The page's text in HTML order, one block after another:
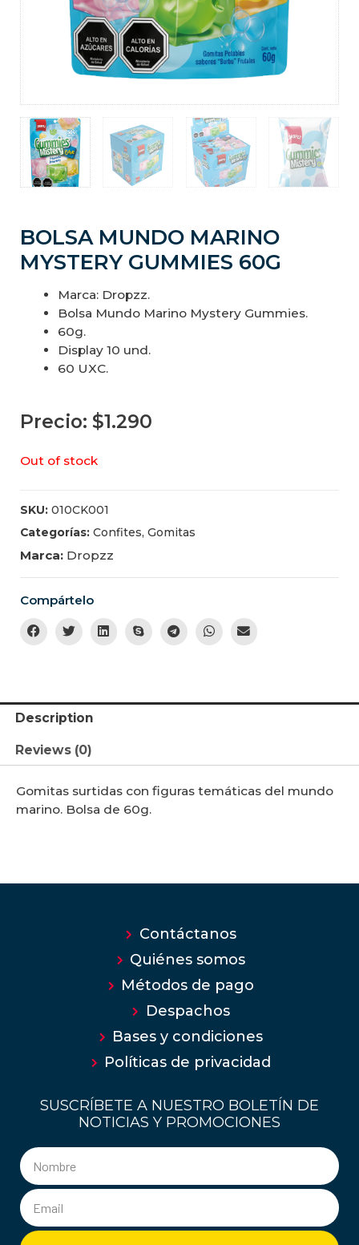
BOLSA MUNDO MARINO
MYSTERY GUMMIES 60G
Marca: Dropzz.
Bolsa Mundo Marino Mystery Gummies.
60g.
Display 10 und.
60 UXC.
Precio: $1.290
Out of stock
SKU: 010CK001
Categorías: Confites, Gomitas
Marca: Dropzz
Compártelo
Description
Reviews (0)
Gomitas surtidas con figuras temáticas del mundo
marino. Bolsa de 60g.
Contáctanos
Quiénes somos
Métodos de pago
Despachos
Bases y condiciones
Políticas de privacidad
SUSCRÍBETE A NUESTRO BOLETÍN DE
NOTICIAS Y PROMOCIONES